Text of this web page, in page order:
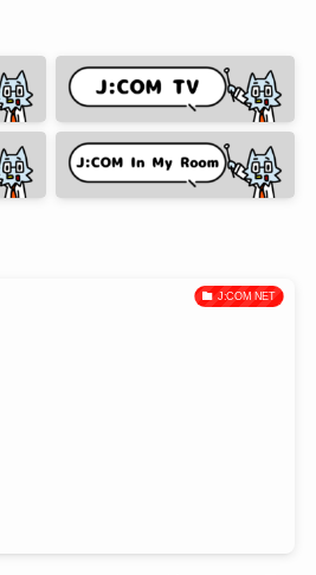
J:COM NET